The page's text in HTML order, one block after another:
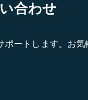
合わせ
ポートします。お気